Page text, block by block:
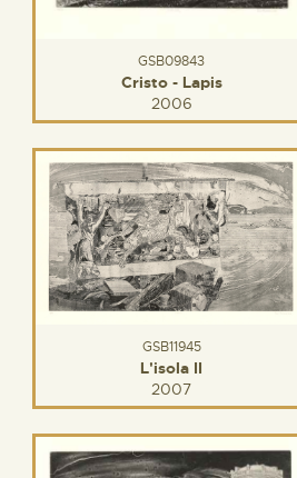
GSB09843
Cristo - Lapis
2006
GSB11945
L'isola II
2007